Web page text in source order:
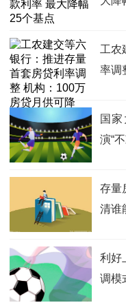
工农
率调
国
演“
存量
清谁
利好
调模